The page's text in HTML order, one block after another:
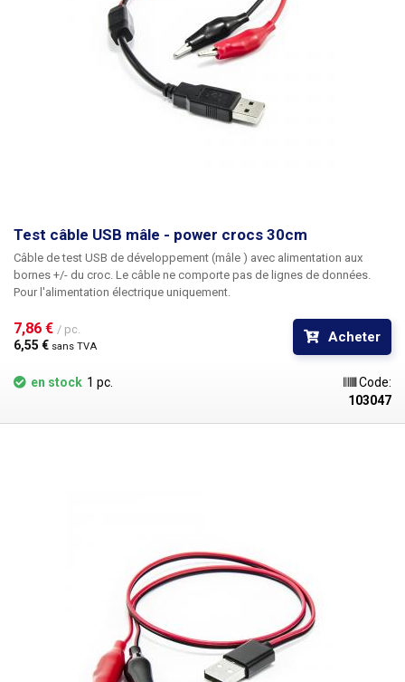
Test câble USB mâle - power crocs 30cm
Câble de test USB de développement (mâle ) avec alimentation aux
bornes +/- du croc. Le câble ne comporte pas de lignes de données.
Pour l'alimentation électrique uniquement.
7,86 € / pc.
6,55 € sans TVA
Acheter
en stock 1 pc.
Code:
103047